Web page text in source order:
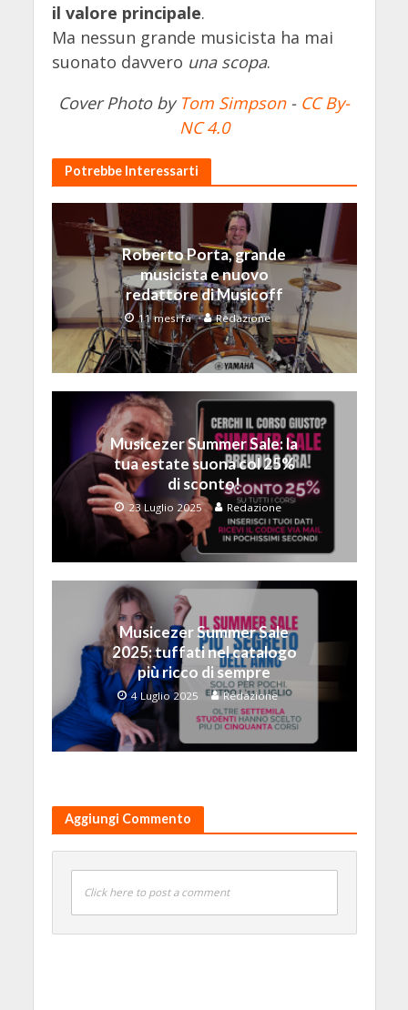
il valore principale.
Ma nessun grande musicista ha mai
suonato davvero una scopa.
Cover Photo by Tom Simpson- CC By-
NC 4.0
Potrebbe Interessarti
Roberto Porta, grande
musicista e nuovo
redattore di Musicoff
11 mesi fa Redazione
Musicezer Summer Sale: la
tua estate suona col 25%
di sconto!
23 Luglio 2025 Redazione
Musicezer Summer Sale
2025: tuffati nel catalogo
più ricco di sempre
4 Luglio 2025 Redazione
Aggiungi Commento
Click here to post a comment